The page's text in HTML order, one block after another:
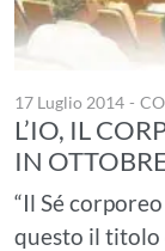
17 Luglio 2014 -
L’IO, IL
IN
“Il Sé
questo il titolo